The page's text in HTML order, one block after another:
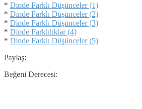
* Dinde Farklı Düşünceler (1)
* Dinde Farklı Düşünceler (2)
* Dinde Farklı Düşünceler (3)
* Dinde Farklılıklar (4)
* Dinde Farklı Düşünceler (5)
Paylaş:
Beğeni Derecesi: